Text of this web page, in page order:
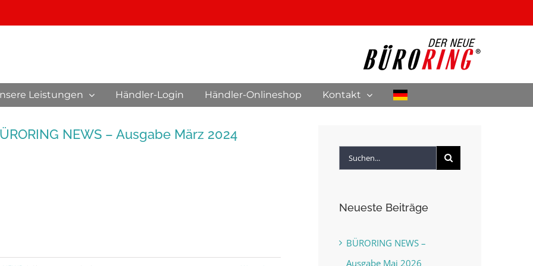
Leistungen Händler-Login Händler-Onlineshop Kontakt
NEWS – Ausgabe März 2024
Suche
Neueste Beiträge
BÜRORING NEWS –
Ausgabe Mai 2026